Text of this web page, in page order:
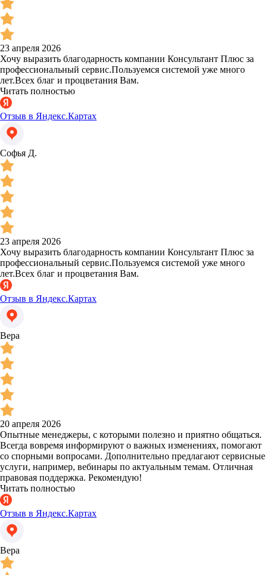
23 апреля 2026
Хочу выразить благодарность компании Консультант Плюс за
профессиональный сервис.Пользуемся системой уже много
лет.Всех благ и процветания Вам.
Читать полностью
Отзыв в Яндекс.Картах
Софья Д.
23 апреля 2026
Хочу выразить благодарность компании Консультант Плюс за
профессиональный сервис.Пользуемся системой уже много
лет.Всех благ и процветания Вам.
Отзыв в Яндекс.Картах
Вера
20 апреля 2026
Опытные менеджеры, с которыми полезно и приятно общаться.
Всегда вовремя информируют о важных изменениях, помогают
со спорными вопросами. Дополнительно предлагают сервисные
услуги, например, вебинары по актуальным темам. Отличная
правовая поддержка. Рекомендую!
Читать полностью
Отзыв в Яндекс.Картах
Вера